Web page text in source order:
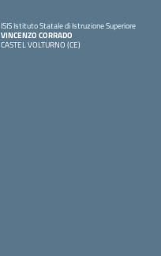
ISIS Istituto Statale di Istruzione Superiore
VINCENZO CORRADO
CASTEL VOLTURNO (CE)